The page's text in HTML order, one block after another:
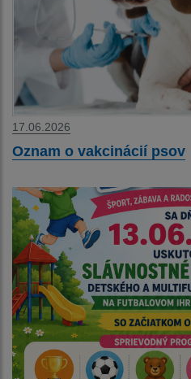
17.06.2026
Oznam o vakcinácií psov